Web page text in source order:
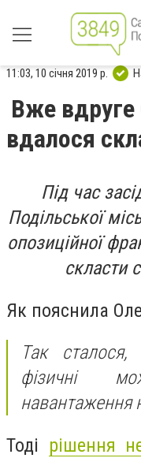
11:03, 10 січня 2019 р.
Вже вдруге
вдалося
Під час
Подільської
опозиційної
скласти
Як пояснила
Так
фізичні
навантаження
Тоді рішення